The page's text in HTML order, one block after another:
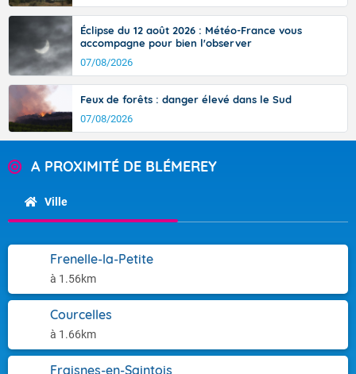
Éclipse du 12 août 2026 : Météo-France vous
accompagne pour bien l'observer
07/08/2026
Feux de forêts : danger élevé dans le Sud
07/08/2026
A PROXIMITÉ DE BLÉMEREY
Ville
Frenelle-la-Petite
à 1.56km
Courcelles
à 1.66km
Fraisnes-en-Saintois